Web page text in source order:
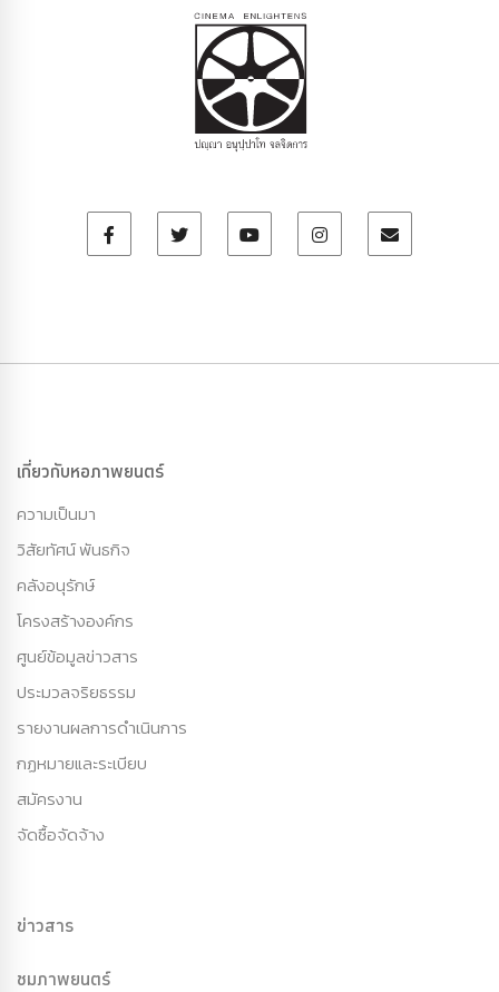
เกี่ยวกับหอภาพยนตร์
ความเป็นมา
วิสัยทัศน์ พันธกิจ
คลังอนุรักษ์
โครงสร้างองค์กร
ศูนย์ข้อมูลข่าวสาร
ประมวลจริยธรรม
รายงานผลการดำเนินการ
กฏหมายและระเบียบ
สมัครงาน
จัดซื้อจัดจ้าง
ข่าวสาร
ชมภาพยนตร์